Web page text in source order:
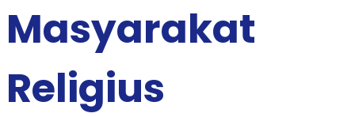
Masyarakat
Religius